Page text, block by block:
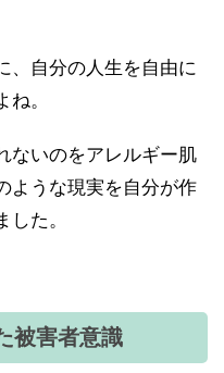
、自分の人生を自由に
。
ないのをアレルギー肌
ような現実を自分が作
た。
被害者意識